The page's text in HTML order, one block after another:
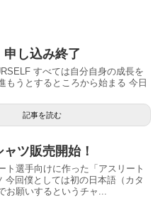
し込み終了
すべては自分自身の成長を
もうとするところから始まる 今日
記事を読む
ツ販売開始！
ト選手向けに作った「アスリート
今回僕としては初の日本語（カタ
お願いするというチャ...